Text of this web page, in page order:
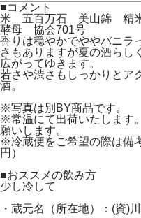
■コメント
米 五百万石 美山錦 精
酵母 協会701号
香りは穏やかでややバニラ
さもありますが夏の酒らし
広がってゆきます。
若さや渋さもしっかりとア
酒。
※写真は別BY商品です。
※常温にて出荷いたします
願いします。
※冷蔵便をご希望の際は備
円）
■おススメの飲み方
少し冷して
・蔵元名（所在地）：(資)